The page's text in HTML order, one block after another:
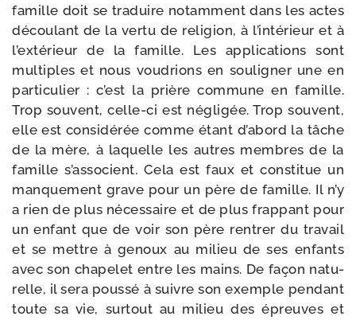
famille doit se tra­duire notam­ment dans les actes
décou­lant de la ver­tu de reli­gion, à l’intérieur et à
l’extérieur de la famille. Les appli­ca­tions sont
mul­tiples et nous vou­drions en sou­li­gner une en
par­ti­cu­lier : c’est la prière com­mune en famille.
Trop sou­vent, celle-​ci est négli­gée. Trop sou­vent,
elle est consi­dé­rée comme étant d’abord la tâche
de la mère, à laquelle les autres membres de la
famille s’associent. Cela est faux et consti­tue un
man­que­ment grave pour un père de famille. Il n’y
a rien de plus néces­saire et de plus frap­pant pour
un enfant que de voir son père ren­trer du tra­vail
et se mettre à genoux au milieu de ses enfants
avec son cha­pe­let entre les mains. De façon natu­
relle, il sera pous­sé à suivre son exemple pen­dant
toute sa vie, sur­tout au milieu des épreuves et